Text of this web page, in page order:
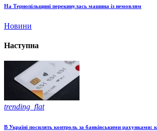
На Тернопільщині перекинулась машина із немовлям
Новини
Наступна
trending_flat
В Україні посилять контроль за банківськими рахунками: